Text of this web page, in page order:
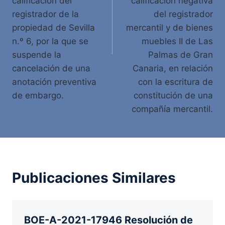
registrador de la
propiedad de Sevilla
n.º 6, por la que se
suspende la
cancelación de una
anotación preventiva
de embargo.
del registrador
mercantil y de bienes
muebles II de Las
Palmas de Gran
Canaria, en relación
con la escritura de
constitución de una
compañía mercantil.
Publicaciones Similares
BOE-A-2021-17946 Resolución de